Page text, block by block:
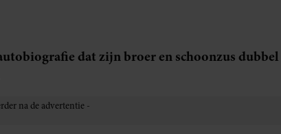
dat zijn broer en schoonzus dubbel